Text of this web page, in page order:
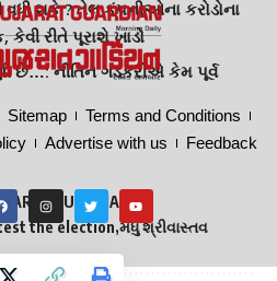
વધી શકે ? તેલ કંપનીઓના કરોડોના
રીતે પૂરાશે ખાડો
છે…: નીતિન ગડકરીએ કેમ પૂર્વ
GUARDIAN
the election મધુ શ્રીવાસ્તવ
Sitemap
Terms and Conditions
Advertise with us Feedback